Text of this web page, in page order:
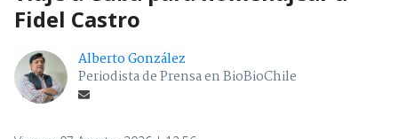
Fidel Castro
Alberto González
Periodista de Prensa en BioBioChile